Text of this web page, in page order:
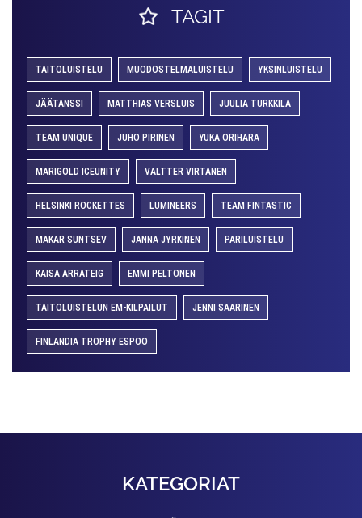
TAGIT
TAITOLUISTELU MUODOSTELMALUISTELU YKSINLUISTELU
JÄÄTANSSI MATTHIAS VERSLUIS JUULIA TURKKILA
TEAM UNIQUE JUHO PIRINEN YUKA ORIHARA
MARIGOLD ICEUNITY VALTTER VIRTANEN
HELSINKI ROCKETTES LUMINEERS TEAM FINTASTIC
MAKAR SUNTSEV JANNA JYRKINEN PARILUISTELU
KAISA ARRATEIG EMMI PELTONEN
TAITOLUISTELUN EM-KILPAILUT JENNI SAARINEN
FINLANDIA TROPHY ESPOO
KATEGORIAT